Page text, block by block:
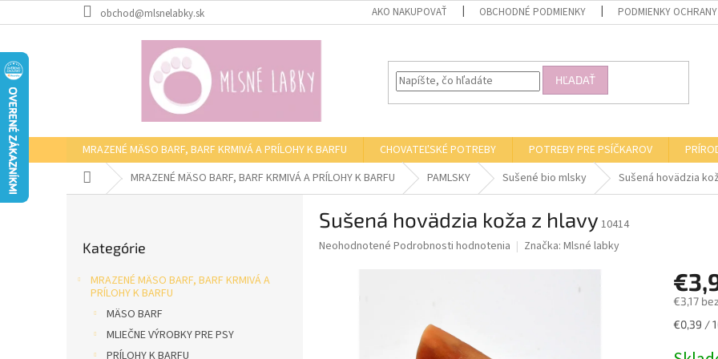
na
obchod@mlsnelabky.sk AKO NAKUPOVAŤ OBCHODNÉ PODMIENKY PODMIENKY OCHRANY
HĽADAŤ
MRAZENÉ MÄSO BARF, BARF KRMIVÁ A PRÍLOHY K BARFU CHOVATEĽSKÉ POTREBY POTREBY PRE PSÍČKAROV
DomovMRAZENÉ MÄSO BARF, BARF KRMIVÁ A PRÍLOHY K BARFU PAMLSKY Sušené bio mlsky Sušená hovädzia
kategórie
Kategórie
MRAZENÉ MÄSO BARF, BARF KRMIVÁ A
PRÍLOHY K BARFU
MÄSO BARF
MLIEČNE VÝROBKY PRE PSY
PRÍLOHY K BARFU
Sušená hovädzia koža z hlavy 10414
Priemerné
Neohodnotené Podrobnosti hodnotenia Značka: Mlsné labky
€3,17
€0,39 /